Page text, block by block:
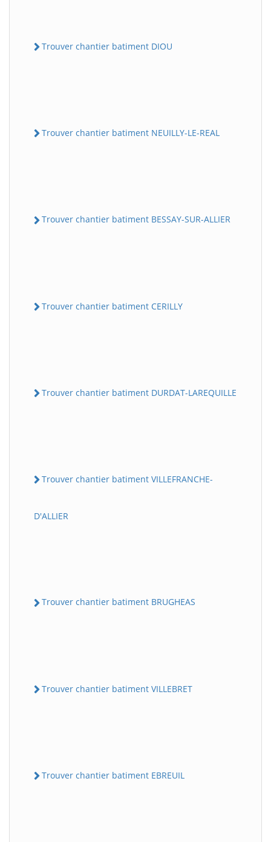
Trouver chantier batiment DIOU
Trouver chantier batiment NEUILLY-LE-REAL
Trouver chantier batiment BESSAY-SUR-ALLIER
Trouver chantier batiment CERILLY
Trouver chantier batiment DURDAT-LAREQUILLE
Trouver chantier batiment VILLEFRANCHE-
D'ALLIER
Trouver chantier batiment BRUGHEAS
Trouver chantier batiment VILLEBRET
Trouver chantier batiment EBREUIL